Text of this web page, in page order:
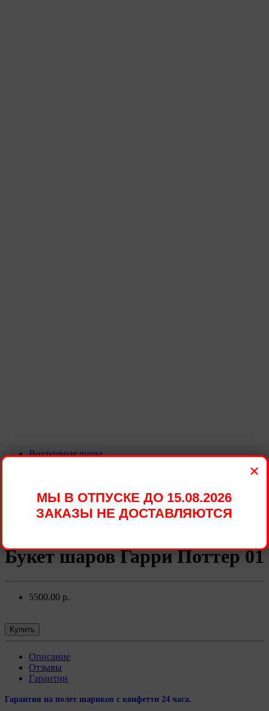
Воздушные шары
Букет шаров Гарри Поттер 01
5500.00 р.
Купить
Описание
Отзывы
Гарантии
Гарантия на полет шариков с конфетти 24 часа.
×
МЫ В ОТПУСКЕ ДО 15.08.2026
ЗАКАЗЫ НЕ ДОСТАВЛЯЮТСЯ